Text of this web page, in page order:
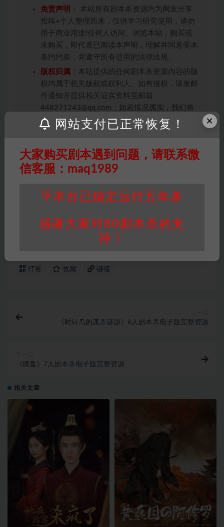
免责声明 ： 本站所有剧本杀资源均为网友分享
投稿+个人整理而来，仅供学习研究使用，请勿
用于商业用途!任何人访问、浏览本站，购买或
未购买，即代表已阅读本声明，理解并同意受本
条约约束，并遵守所有适用的法律法规。
版权归属 ：本站提供的任何剧本杀资源内容的版
权均属于机关版权或权利人。如有侵权，请发邮
件通知并提供相关证实资料至邮箱
448271243@qq.com，如若情况属实，我们将
会在三天内下架相关剧本攻略。
身价值，本站积分为本站收取的赞助费，用于本
站整理资料的时间成本及网站运营所需支出费
用。
问或购买使用引起的任何行为和纠纷，本站概不
享】可能会被取消VIP，恕不另行通知！
打赏 收藏 链接
《时针岛的谋杀谜题》6人剧本杀电子版完整资源
《摸鱼》7人剧本杀电子版完整资源
相关文章
×
网站支付已正常恢复！
大家购买剧本遇到问题，请联系微
信客服：maq1989
平本台已稳定运行五年多
感谢大家对80剧本杀的支
持！